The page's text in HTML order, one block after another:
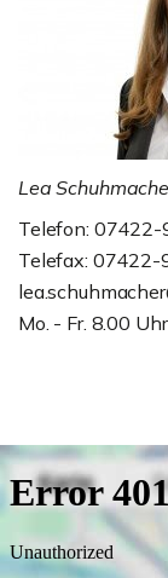
Lea
Telefon:
Telefax:
Mo. - Fr. 8.00